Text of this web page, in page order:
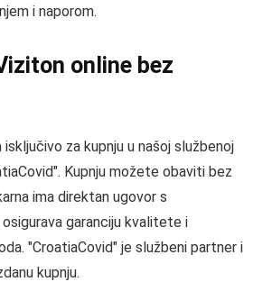
i naporom.
online bez
za kupnju u našoj službenoj
Kupnju možete obaviti bez
ima direktan ugovor s
garanciju kvalitete i
"CroatiaCovid" je službeni partner i
kupnju.